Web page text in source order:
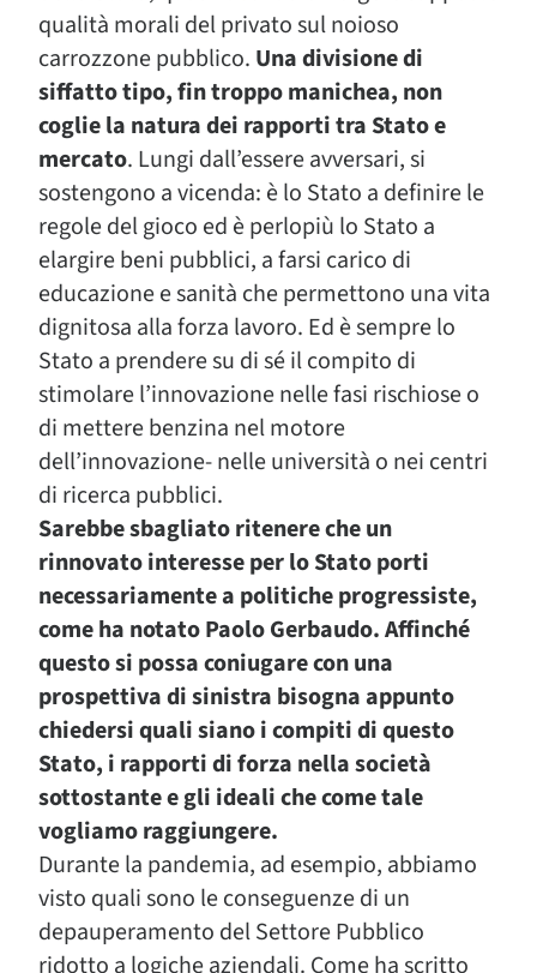
qualità morali del privato sul noioso
carrozzone pubblico. Una divisione di
siffatto tipo, fin troppo manichea, non
coglie la natura dei rapporti tra Stato e
mercato. Lungi dall’essere avversari, si
sostengono a vicenda: è lo Stato a definire le
regole del gioco ed è perlopiù lo Stato a
elargire beni pubblici, a farsi carico di
educazione e sanità che permettono una vita
dignitosa alla forza lavoro. Ed è sempre lo
Stato a prendere su di sé il compito di
stimolare l’innovazione nelle fasi rischiose o
di mettere benzina nel motore
dell’innovazione- nelle università o nei centri
di ricerca pubblici.
Sarebbe sbagliato ritenere che un
rinnovato interesse per lo Stato porti
necessariamente a politiche progressiste,
come ha notato Paolo Gerbaudo. Affinché
questo si possa coniugare con una
prospettiva di sinistra bisogna appunto
chiedersi quali siano i compiti di questo
Stato, i rapporti di forza nella società
sottostante e gli ideali che come tale
vogliamo raggiungere.
Durante la pandemia, ad esempio, abbiamo
visto quali sono le conseguenze di un
depauperamento del Settore Pubblico
ridotto a logiche aziendali. Come ha scritto